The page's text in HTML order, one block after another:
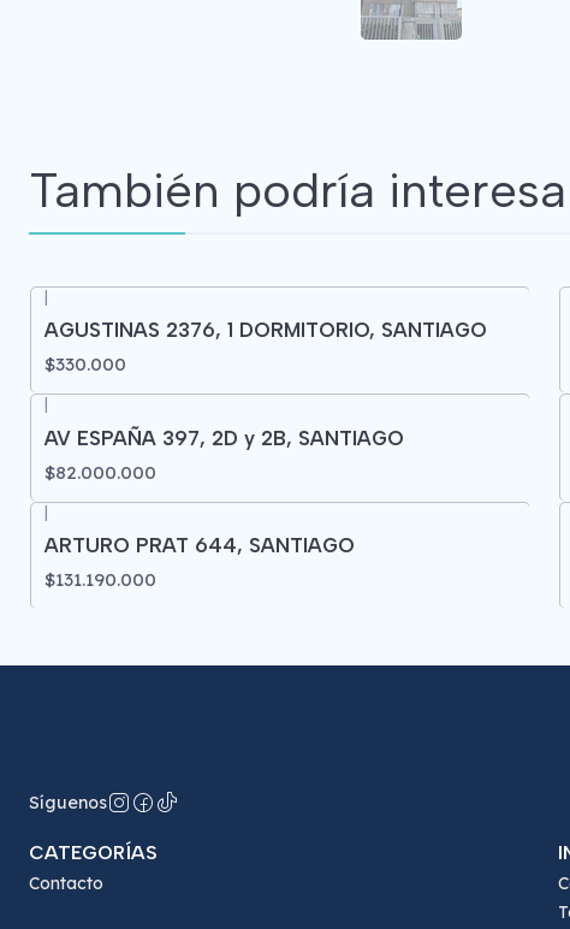
También podría
AGUSTINAS 2376, 1 DORMITORIO, SANTIAGO
$330.000
AV ESPAÑA 397, 2D y 2B, SANTIAGO
$82.000.000
ARTURO PRAT 644, SANTIAGO
$131.190.000
Síguenos
CATEGORÍAS
Contacto